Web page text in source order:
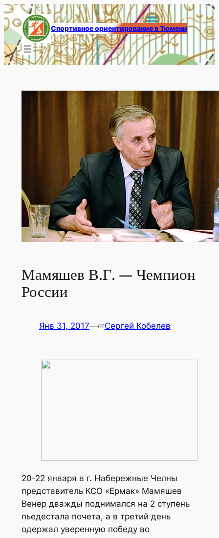
Перейти
к
содержимому
Спортивное ориентирование в Тюмени
Мамяшев В.Г. — Чемпион
России
Янв 31, 2017—отСергей Кобелев
20-22 января в г. Набережные Челны
представитель КСО «Ермак» Мамяшев
Венер дважды поднимался на 2 ступень
пьедестала почета, а в третий день
одержал уверенную победу во